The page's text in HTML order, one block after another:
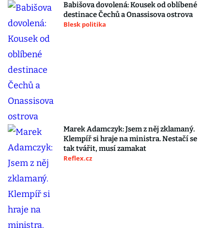
Babišova dovolená: Kousek od oblíbené
destinace Čechů a Onassisova ostrova
Blesk politika
Marek Adamczyk: Jsem z něj zklamaný.
Klempíř si hraje na ministra. Nestačí se
tak tvářit, musí zamakat
Reflex.cz